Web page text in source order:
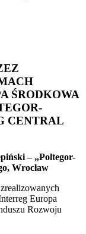
ŚRODKOWA
CENTRAL
– „Poltegor-
Wrocław
Europa
Rozwoju